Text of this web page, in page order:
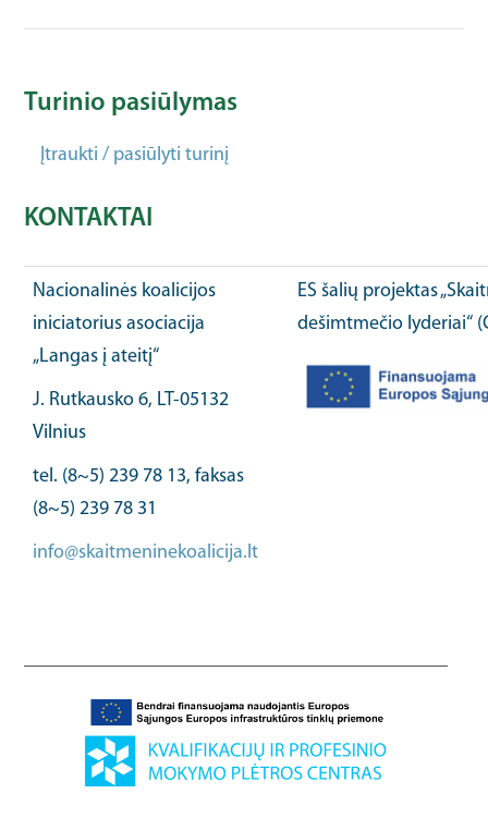
Turinio pasiūlymas
Įtraukti / pasiūlyti turinį
KONTAKTAI
Nacionalinės koalicijos
iniciatorius asociacija
„Langas į ateitį“
J. Rutkausko 6, LT-05132
Vilnius
tel. (8~5) 239 78 13, faksas
(8~5) 239 78 31
info@skaitmeninekoalicija.lt
ES šalių projektas
dešimtmečio lyderiai“